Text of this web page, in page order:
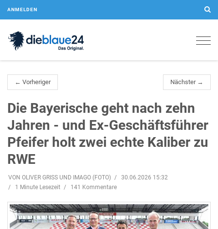
ANMELDEN
← Vorheriger Nächster →
Die Bayerische geht nach zehn
Jahren - und Ex-Geschäftsführer
Pfeifer holt zwei echte Kaliber zu
RWE
VON OLIVER GRISS UND IMAGO (FOTO)
30.06.2026 15:32
1 Minute Lesezeit
141 Kommentare